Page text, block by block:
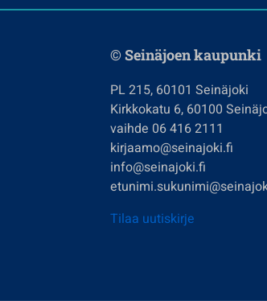
© Seinäjoen kaupunki
PL 215, 60101 Seinäjoki
Kirkkokatu 6, 60100
vaihde 06 416 2111
kirjaamo@seinajoki.fi
info@seinajoki.fi
Tilaa uutiskirje